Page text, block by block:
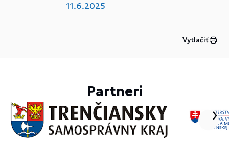
11.6.2025
Vytlačiť
Partneri